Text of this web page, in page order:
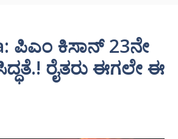
ಪಿಎಂ ಕಿಸಾನ್ 23ನೇ
ರೈತರು ಈಗಲೇ ಈ